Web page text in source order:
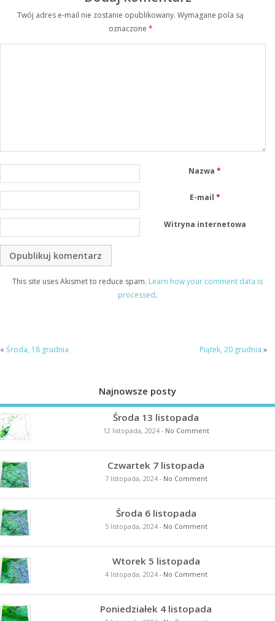
Twój adres e-mail nie zostanie opublikowany. Wymagane pola są
oznaczone *
Nazwa*
E-mail *
Witryna internetowa
This site uses Akismet to reduce spam. Learn how your comment data is
processed.
« Środa, 18 grudnia Piątek, 20 grudnia »
Najnowsze posty
Środa 13 listopada
12 listopada, 2024- No Comment
Czwartek 7 listopada
7 listopada, 2024- No Comment
Środa 6 listopada
5 listopada, 2024- No Comment
Wtorek 5 listopada
4 listopada, 2024- No Comment
Poniedziałek 4 listopada